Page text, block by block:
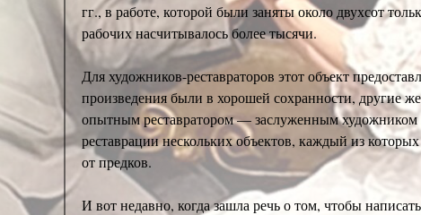
гг., в работе, которой были заняты около двухсот
рабочих насчитывалось более тысячи.
Для художников-реставраторов этот объект
произведения были в хорошей сохранности, другие
опытным реставратором — заслуженным художником
реставрации нескольких объектов, каждый из
от предков.
И вот недавно, когда зашла речь о том, чтобы